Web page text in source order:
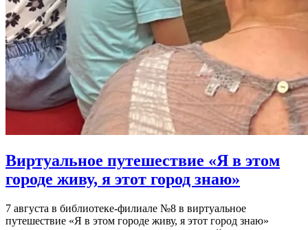
Виртуальное путешествие «Я в этом
городе живу, я этот город знаю»
7 августа в библиотеке-филиале №8 в виртуальное
путешествие «Я в этом городе живу, я этот город знаю»